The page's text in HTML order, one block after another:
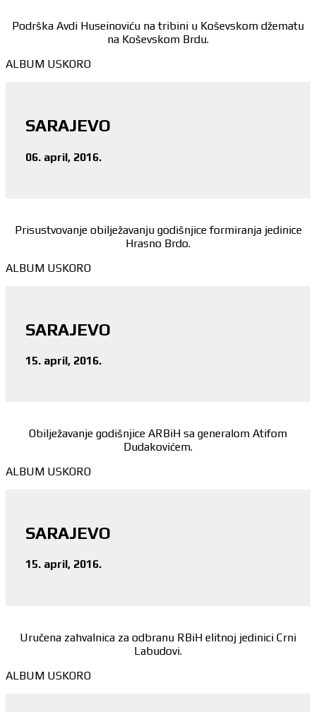
Podrška Avdi Huseinoviću na tribini u Koševskom džematu
na Koševskom Brdu.
ALBUM USKORO
SARAJEVO
06. april, 2016.
Prisustvovanje obilježavanju godišnjice formiranja jedinice
Hrasno Brdo.
ALBUM USKORO
SARAJEVO
15. april, 2016.
Obilježavanje godišnjice ARBiH sa generalom Atifom
Dudakovićem.
ALBUM USKORO
SARAJEVO
15. april, 2016.
Uručena zahvalnica za odbranu RBiH elitnoj jedinici Crni
Labudovi.
ALBUM USKORO